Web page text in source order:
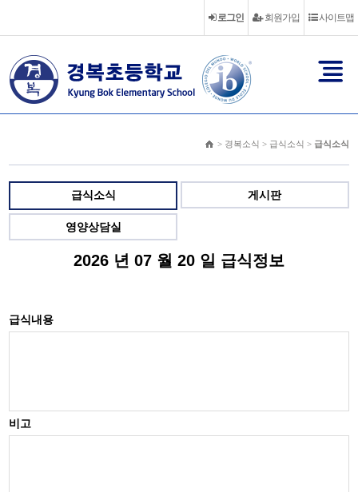
사이트맵
회원가입
로그인
> 경복소식 > 급식소식 > 급식소식
급식소식 게시판
영양상담실
2026 년 07 월 20 일 급식정보
급식내용
비고